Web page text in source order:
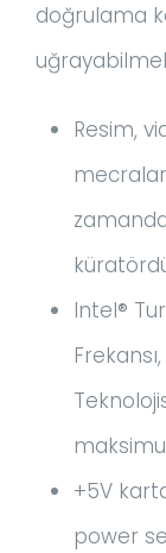
doğrulama
Resim,
Intel®
+5V
power